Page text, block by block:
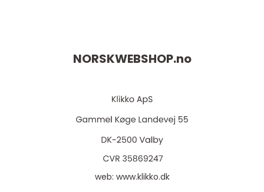
NORSKWEBSHOP.no
web: www.klikko.dk